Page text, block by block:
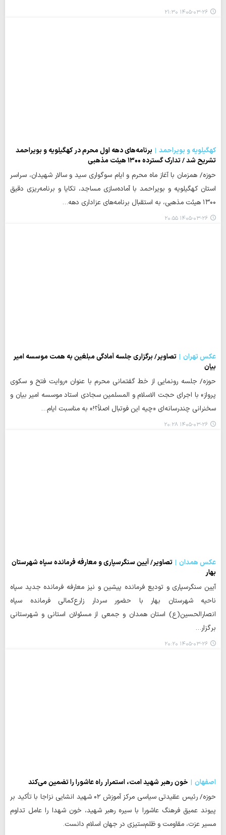
۱۴۰۵-۰۳-۲۶ ۲۱:۳۰
کهگیلویه و بویراحمد
برنامه‌های دهه اول محرم در کهگیلویه و بویراحمد
تشریح شد / تدارک گسترده ۱۳۰۰ هیئت مذهبی
حوزه/ همزمان با آغاز ماه محرم و ایام سوگواری سید و سالار شهیدان، سراسر
استان کهگیلویه و بویراحمد با آماده‌سازی مساجد، تکایا و برنامه‌ریزی دقیق
۱۳۰۰ هیئت مذهبی، به استقبال برنامه‌های عزاداری دهه…
۱۴۰۵-۰۳-۲۶ ۲۰:۵۵
عکس تهران
تصاویر/ برگزاری جلسه آمادگی مبلغین به همت موسسه امیر
بیان
حوزه/ جلسه رونمایی از خط گفتمانی محرم با عنوان «روایت فتح و سکوی
پرواز» با اجرای حجت الاسلام و المسلمین سجادی استاد موسسه امیر بیان و
سخنرانی چندرسانه‌ای «چیه این فوتبال اصلاً؟!» به مناسبت ایام…
۱۴۰۵-۰۳-۲۶ ۲۰:۲۸
عکس همدان
تصاویر/ آیین سنگرسپاری و معارفه فرمانده سپاه شهرستان
بهار
آیین سنگرسپاری و تودیع فرمانده پیشین و نیز معارفه فرمانده جدید سپاه
ناحیه شهرستان بهار با حضور سردار زارع‌کمالی فرمانده سپاه
انصارالحسین(ع) استان همدان و جمعی از مسئولان استانی و شهرستانی
برگزار…
۱۴۰۵-۰۳-۲۶ ۲۰:۲۰
اصفهان
خون رهبر شهید امت، استمرار راه عاشورا را تضمین می‌کند
حوزه/ رئیس عقیدتی سیاسی مرکز آموزش ۰۲ شهید انشایی نزاجا با تأکید بر
پیوند عمیق فرهنگ عاشورا با سیره رهبر شهید، خون شهدا را عامل تداوم
مسیر عزت، مقاومت و ظلم‌ستیزی در جهان اسلام دانست.